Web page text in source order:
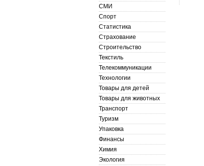
СМИ
Спорт
Статистика
Страхование
Строительство
Текстиль
Телекоммуникации
Технологии
Товары для детей
Товары для животных
Транспорт
Туризм
Упаковка
Финансы
Химия
Экология